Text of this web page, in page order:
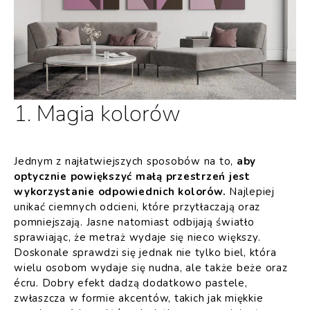
1. Magia kolorów
Jednym z najłatwiejszych sposobów na to, aby
optycznie powiększyć małą przestrzeń jest
wykorzystanie odpowiednich kolorów. Najlepiej
unikać ciemnych odcieni, które przytłaczają oraz
pomniejszają. Jasne natomiast odbijają światło
sprawiając, że metraż wydaje się nieco większy.
Doskonale sprawdzi się jednak nie tylko biel, która
wielu osobom wydaje się nudna, ale także beże oraz
écru. Dobry efekt dadzą dodatkowo pastele,
zwłaszcza w formie akcentów, takich jak miękkie